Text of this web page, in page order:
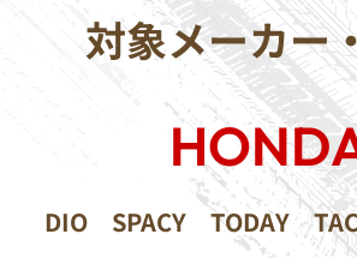
対象メーカー
DIO SPACY TODAY